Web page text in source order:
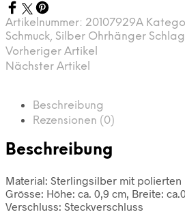
Artikelnummer: 20107929A
Schmuck, Silber Ohrhänger
Vorheriger Artikel
Nächster Artikel
Beschreibung
Rezensionen (0)
Beschreibung
Material: Sterlingsilber mit polierten
Grösse: Höhe: ca. 0,9 cm, Breite:
Verschluss: Steckverschluss